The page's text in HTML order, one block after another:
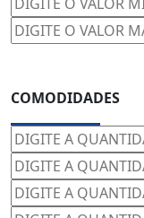
COMODIDADES